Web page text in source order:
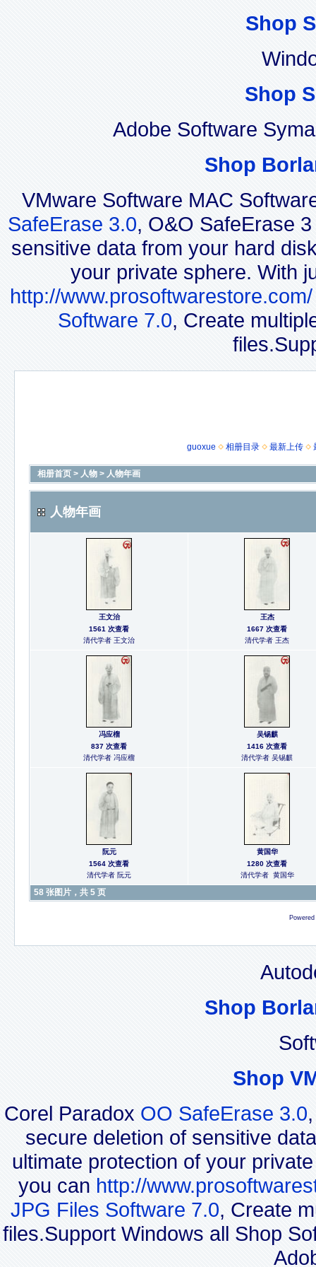
Shop
Shop
Adobe Software
Shop
VMware Software MAC
SafeErase 3.0, O&O SafeErase
sensitive data from your hard
your private sphere. With
http://www.prosoftwarestore.com/
Software 7.0, Create
guoxue 相册目录 最新上传
相册首页 > 人物 > 人物年画
人物年画
王文治
1561 次查看
清代学者 王文治
王杰
1667 次查看
清代学者 王杰
冯应榴
837 次查看
清代学者 冯应榴
吴锡麒
1416 次查看
清代学者 吴锡麒
阮元
1564 次查看
清代学者 阮元
黄国华
1280 次查看
清代学者 黄国华
58 张图片，共 5 页
Shop
Shop
Corel Paradox OO SafeErase 3.0
secure deletion of sensitive
ultimate protection of your
you can http://
JPG Files Software 7.0, Create
files.Support Windows all Shop